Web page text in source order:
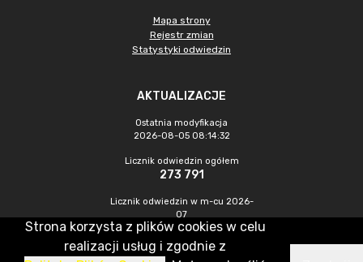
Mapa strony
Rejestr zmian
Statystyki odwiedzin
AKTUALIZACJE
Ostatnia modyfikacja
2026-08-05 08:14:32
Licznik odwiedzin ogółem
273 791
Licznik odwiedzin w m-cu 2026-
07
580
Strona korzysta z plików cookies w celu
realizacji usług i zgodnie z